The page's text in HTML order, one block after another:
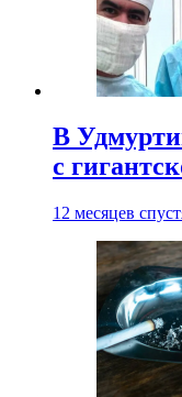
В
с
12 месяцев